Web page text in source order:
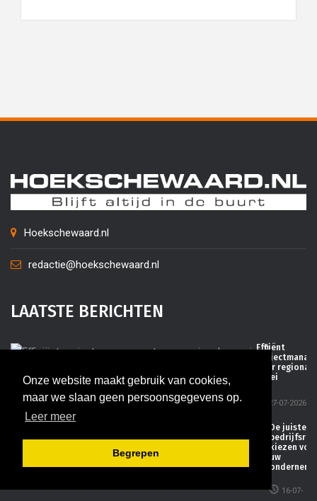
Onze website maakt gebruik van cookies,
maar we slaan geen persoonsgegevens op.
Leer meer
Begrepen
Hoekschewaard.nl
redactie@hoekschewaard.nl
LAATSTE BERICHTEN
Efficiënt
voor regionale
groei
27-07-2026
De juiste
kiezen
uw
16-07-